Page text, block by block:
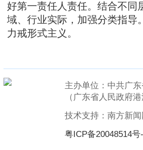
好第一责任人责任。结合不同
域、行业实际，加强分类指导
力戒形式主义。
主办单位：中共广
（广东省人民政府
技术支持：南方新闻
粤ICP备20048514号